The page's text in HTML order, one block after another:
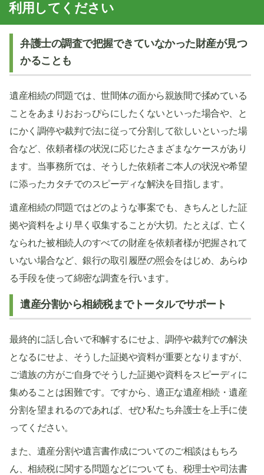
利用してください
弁護士の調査で把握できていなかった財産が見つ
かることも
遺産相続の問題では、世間体の面から親族間で揉めている
ことをあまりおおっぴらにしたくないといった場合や、と
にかく調停や裁判で法に従って分割して欲しいといった場
合など、依頼者様の状況に応じたさまざまなケースがあり
ます。当事務所では、そうした依頼者ご本人の状況や希望
に添ったカタチでのスピーディな解決を目指します。
遺産相続の問題ではどのような事案でも、きちんとした証
拠や資料をより早く収集することが大切。たとえば、亡く
なられた被相続人のすべての財産を依頼者様が把握されて
いない場合など、銀行の取引履歴の照会をはじめ、あらゆ
る手段を使って綿密な調査を行います。
遺産分割から相続税までトータルでサポート
最終的に話し合いで和解するにせよ、調停や裁判での解決
となるにせよ、そうした証拠や資料が重要となりますが、
ご遺族の方がご自身でそうした証拠や資料をスピーディに
集めることは困難です。ですから、適正な遺産相続・遺産
分割を望まれるのであれば、ぜひ私たち弁護士を上手に使
ってください。
また、遺産分割や遺言書作成についてのご相談はもちろ
ん、相続税に関する問題などについても、税理士や司法書